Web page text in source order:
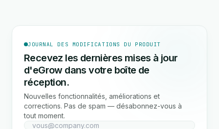
JOURNAL DES MODIFICATIONS DU PRODUIT
Recevez les dernières mises à jour
d'eGrow dans votre boîte de
réception.
Nouvelles fonctionnalités, améliorations et
corrections. Pas de spam — désabonnez-vous à
tout moment.